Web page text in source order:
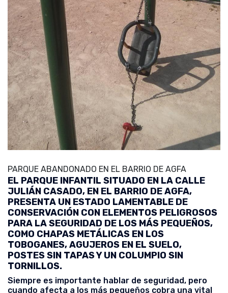
PARQUE ABANDONADO EN EL BARRIO DE AGFA
EL PARQUE INFANTIL SITUADO EN LA CALLE
JULIÁN CASADO, EN EL BARRIO DE AGFA,
PRESENTA UN ESTADO LAMENTABLE DE
CONSERVACIÓN CON ELEMENTOS PELIGROSOS
PARA LA SEGURIDAD DE LOS MÁS PEQUEÑOS,
COMO CHAPAS METÁLICAS EN LOS
TOBOGANES, AGUJEROS EN EL SUELO,
POSTES SIN TAPAS Y UN COLUMPIO SIN
TORNILLOS.
Siempre es importante hablar de seguridad, pero
cuando afecta a los más pequeños cobra una vital